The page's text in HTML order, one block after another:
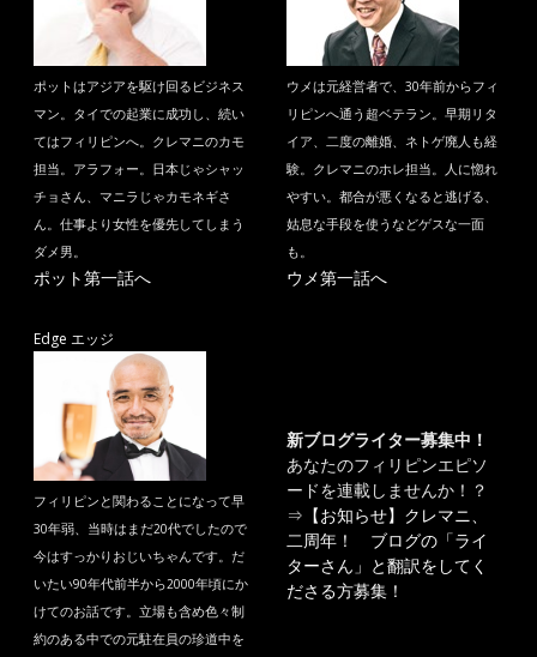
ポットはアジアを駆け回るビジネス
マン。タイでの起業に成功し、続い
てはフィリピンへ。クレマニのカモ
担当。アラフォー。日本じゃシャッ
チョさん、マニラじゃカモネギさ
ん。仕事より女性を優先してしまう
ダメ男。
ポット第一話へ
ウメは元経営者で、30年前からフィ
リピンへ通う超ベテラン。早期リタ
イア、二度の離婚、ネトゲ廃人も経
験。クレマニのホレ担当。人に惚れ
やすい。都合が悪くなると逃げる、
姑息な手段を使うなどゲスな一面
も。
ウメ第一話へ
Edge エッジ
フィリピンと関わることになって早
30年弱、当時はまだ20代でしたので
今はすっかりおじいちゃんです。だ
いたい90年代前半から2000年頃にか
けてのお話です。立場も含め色々制
約のある中での元駐在員の珍道中を
新ブログライター募集中！
あなたのフィリピンエピソ
ードを連載しませんか！？
⇒ 【お知らせ】クレマニ、
二周年！ ブログの「ライ
ターさん」と翻訳をしてく
ださる方募集！